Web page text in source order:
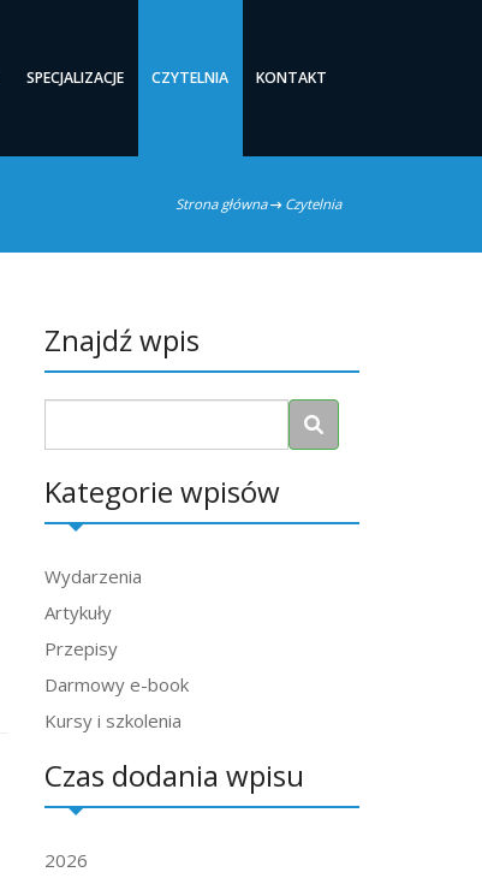
SPECJALIZACJE CZYTELNIA KONTAKT
Strona główna Czytelnia
Znajdź wpis
Kategorie wpisów
Wydarzenia
Artykuły
Przepisy
Darmowy e-book
Kursy i szkolenia
Czas dodania wpisu
2026